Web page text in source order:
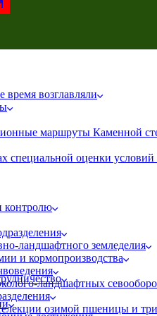
время возглавляли
маршруты Каменной
специальной оценки условий
контролю
ландшафтного земледелия
и кормопроизводства
ландшафтных
озимой пшеницы и